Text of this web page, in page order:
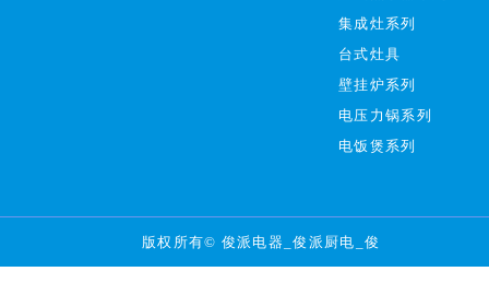
集成灶系列
台式灶具
壁挂炉系列
电压力锅系列
电饭煲系列
版权所有© 俊派电器_俊派厨电_俊